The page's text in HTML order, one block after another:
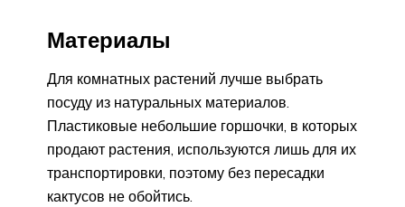
Материалы
Для комнатных растений лучше выбрать
посуду из натуральных материалов.
Пластиковые небольшие горшочки, в которых
продают растения, используются лишь для их
транспортировки, поэтому без пересадки
кактусов не обойтись.